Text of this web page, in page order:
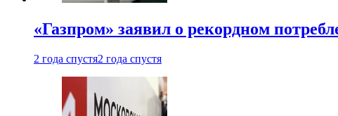
«Газпром» заявил о рекордном
2 года спустя2 года спустя